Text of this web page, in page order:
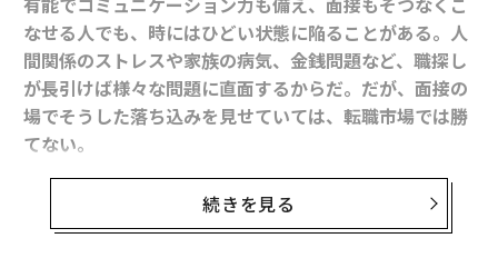
なせる人でも、時にはひどい状態に陥ることがある。人
間関係のストレスや家族の病気、金銭問題など、職探し
が長引けば様々な問題に直面するからだ。だが、面接の
場でそうした落ち込みを見せていては、転職市場では勝
てない。
どうしようもなく落ち込んで何もやる気がしないのに、
転職活動を続けなければならない。そんな時はどうすれ
続きを見る